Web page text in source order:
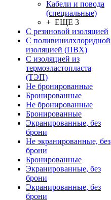
Кабели и повода
(специальные)
+ ЕЩЕ 3
С резиновой изоляцией
С поливинилхлоридной
изоляцией (ПВХ)
С изоляцией из
термоэластопласта
(ТЭП)
Не бронированные
Бронированные
Не бронированные
Бронированные
Экранированные, без
брони
Не экранированные, без
брони
Бронированные
Экранированные, без
брони
Экранированные, без
брони